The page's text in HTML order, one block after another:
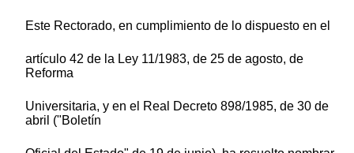
Este Rectorado, en cumplimiento de lo dispuesto en el
artículo 42 de la Ley 11/1983, de 25 de agosto, de
Reforma
Universitaria, y en el Real Decreto 898/1985, de 30 de
abril ("Boletín